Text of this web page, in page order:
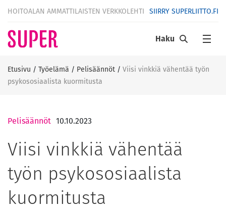
HOITOALAN AMMATTILAISTEN VERKKOLEHTI SIIRRY SUPERLIITTO.FI
Haku
Etusivu / Työelämä / Pelisäännöt / Viisi vinkkiä vähentää työn
psykososiaalista kuormitusta
Pelisäännöt 10.10.2023
Viisi vinkkiä vähentää
työn psykososiaalista
kuormitusta